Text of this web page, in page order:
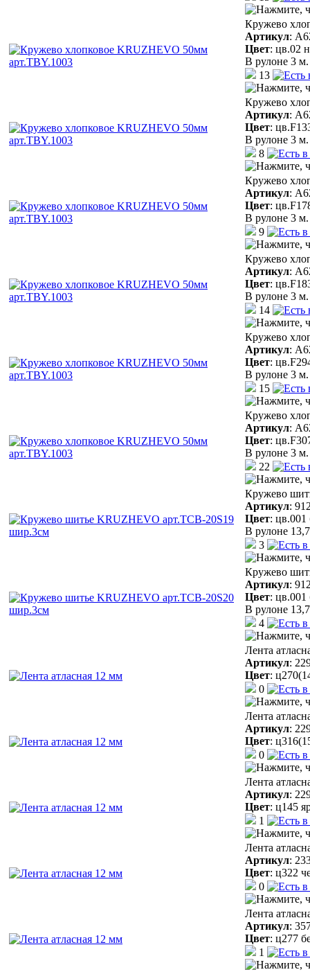
Кружево
Артикул:
Цвет: цв.02
В рулоне 3 м.
13
Кружево
Артикул:
Цвет:
В рулоне 3 м.
8
Кружево
Артикул:
Цвет:
В рулоне 3 м.
9
Кружево
Артикул:
Цвет:
В рулоне 3 м.
14
Кружево
Артикул:
Цвет:
В рулоне 3 м.
15
Кружево
Артикул:
Цвет:
В рулоне 3 м.
22
Кружево
Артикул:
Цвет: цв.001
В рулоне
3
Кружево
Артикул:
Цвет: цв.001
В рулоне
4
Лента
Артикул:
Цвет:
0
Лента
Артикул:
Цвет:
0
Лента
Артикул:
Цвет: ц145
1
Лента
Артикул:
Цвет: ц322
0
Лента
Артикул:
Цвет: ц277
1